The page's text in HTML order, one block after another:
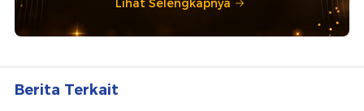
Lihat Selengkapnya
Berita Terkait